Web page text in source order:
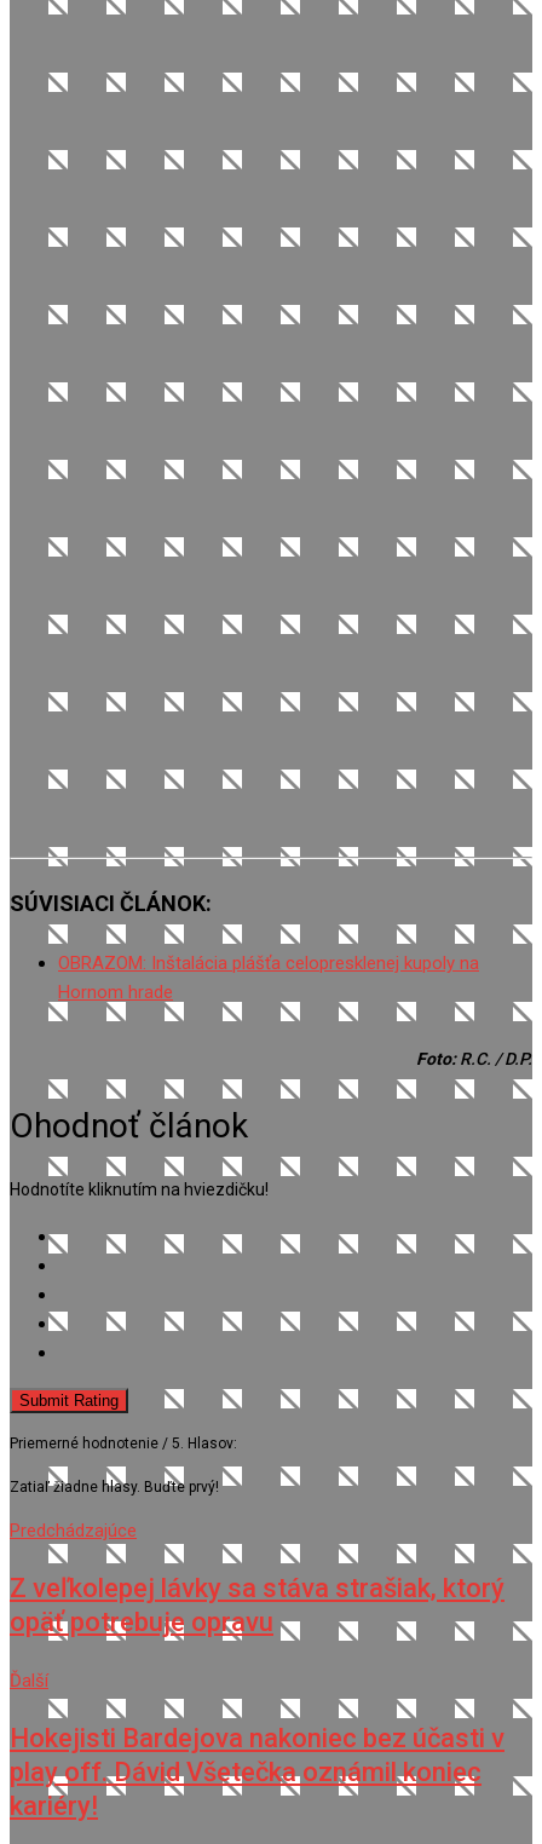
SÚVISIACI ČLÁNOK:
OBRAZOM: Inštalácia plášťa celopresklenej kupoly na
Hornom hrade
Foto:R.C. / D.P.
Ohodnoť článok
Hodnotíte kliknutím na hviezdičku!
Submit Rating
Priemerné hodnotenie / 5. Hlasov:
Zatiaľ žiadne hlasy. Buďte prvý!
Predchádzajúce
Z veľkolepej lávky sa stáva strašiak, ktorý
opäť potrebuje opravu
Ďalší
Hokejisti Bardejova nakoniec bez účasti v
play off. Dávid Všetečka oznámil koniec
kariéry!